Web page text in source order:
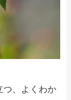
つ、よくわか